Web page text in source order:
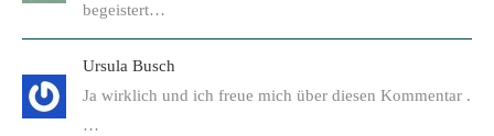
begeistert…
Ursula Busch
Ja wirklich und ich freue mich über diesen Kommentar .
…